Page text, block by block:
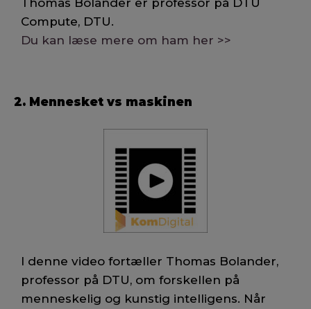
Compute, DTU.
Du kan læse mere om ham her >>
2. Mennesket vs maskinen
I denne video fortæller Thomas Bolander,
professor på DTU, om forskellen på
menneskelig og kunstig intelligens. Når